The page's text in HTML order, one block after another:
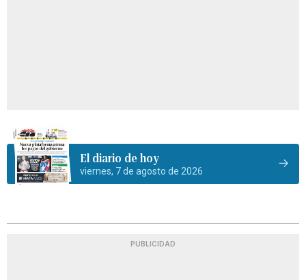
El diario de hoy
viernes, 7 de agosto de 2026
PUBLICIDAD